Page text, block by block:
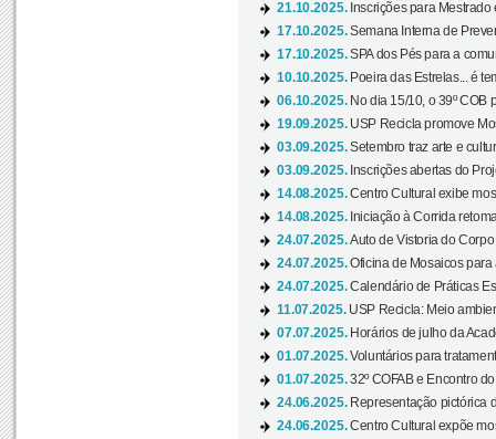
21.10.2025. Inscrições para
17.10.2025.Semana Interna de
17.10.2025.SPA dos Pés para a
10.10.2025. Poeira das Estrelas... é
06.10.2025. No dia 15/10, o 39º COB
19.09.2025. USP Recicla promove
03.09.2025.Setembro traz arte e
03.09.2025. Inscrições abertas do
14.08.2025.Centro Cultural exibe
14.08.2025. Iniciação à Corrida
24.07.2025.Auto de Vistoria do
24.07.2025.Oficina de Mosaicos
24.07.2025.Calendário de Práticas
11.07.2025. USP Recicla: Meio
07.07.2025. Horários de julho da
01.07.2025.Voluntários para
01.07.2025.32º COFAB e Encontro
24.06.2025. Representação pictórica
24.06.2025.Centro Cultural expõe